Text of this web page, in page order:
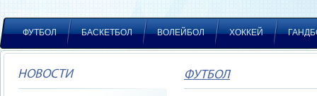
ФУТБОЛ БАСКЕТБОЛ ВОЛЕЙБОЛ ХОККЕЙ
НОВОСТИ ФУТБОЛ